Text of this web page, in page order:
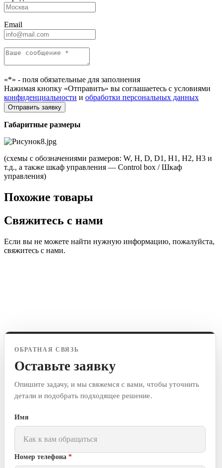
Email
«*» - поля обязательные для заполнения
Нажимая кнопку «Отправить» вы соглашаетесь с условиями
конфиденциальности и обработки персональных данных
Габаритные размеры
(схемы с обозначениями размеров: W, H, D, D1, H1, H2, H3 и
т.д., а также шкаф управления — Control box / Шкаф
управления)
Похожие товары
Свяжитесь с нами
Если вы не можете найти нужную информацию, пожалуйста,
свяжитесь с нами.
ОБРАТНАЯ СВЯЗЬ
Оставьте заявку
Опишите задачу, и мы свяжемся с вами, чтобы уточнить
детали и подобрать подходящее решение.
Имя
Номер телефона *